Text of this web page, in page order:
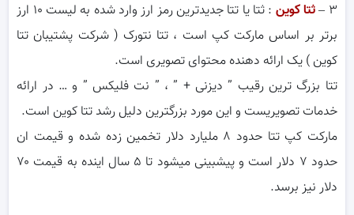
۳ –
ثتا کوین
: ثتا یا تتا جدیدترین رمز ارز وارد شده به لیست ۱۰ ارز
برتر بر اساس مارکت کپ است ، تتا نتورک ( شرکت پشتیبان تتا
کوین ) یک ارائه دهنده محتوای تصویری است.
تتا بزرگ ترین رقیب ” دیزنی + ” ، ” نت فلیکس ” و … در ارائه
خدمات تصویریست و این مورد بزرگترین دلیل رشد تتا کوین است.
مارکت کپ تتا حدود ۸ ملیارد دلار تخمین زده شده و قیمت ان
حدود ۷ دلار است و پیشبینی میشود تا ۵ سال اینده به قیمت ۷۰
دلار نیز برسد.